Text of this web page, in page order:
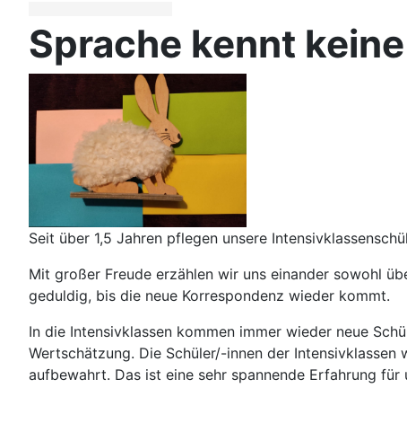
Sprache kennt
Seit über 1,5 Jahren pflegen unsere
Mit großer Freude erzählen wir uns einander sowohl
geduldig, bis die neue Korrespondenz wieder kommt.
In die Intensivklassen kommen immer wieder neue
Wertschätzung. Die Schüler/-innen der
aufbewahrt. Das ist eine sehr spannende Erfahrung für